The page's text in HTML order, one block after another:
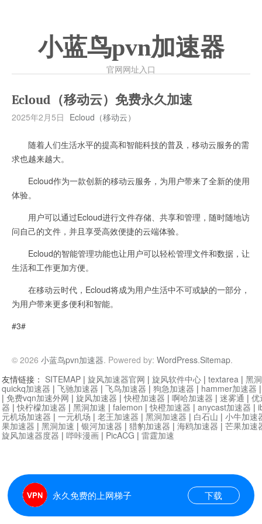
小蓝鸟pvn加速器
官网网址入口
Ecloud（移动云）免费永久加速
2025年2月5日 Ecloud（移动云）
随着人们生活水平的提高和智能科技的普及，移动云服务的需
求也越来越大。
Ecloud作为一款创新的移动云服务，为用户带来了全新的使用
体验。
用户可以通过Ecloud进行文件存储、共享和管理，随时随地访
问自己的文件，并且享受高效便捷的云端体验。
Ecloud的智能管理功能也让用户可以轻松管理文件和数据，让
生活和工作更加方便。
在移动云时代，Ecloud将成为用户生活中不可或缺的一部分，
为用户带来更多便利和智能。
#3#
© 2026 小蓝鸟pvn加速器. Powered by: WordPress.Sitemap.
永久免费的上网梯子 下载
友情链接： SITEMAP | 旋风加速器官网 | 旋风软件中心 | textarea | 黑
quickq加速器 | 飞驰加速器 | 飞鸟加速器 | 狗急加速器 | hammer加速器
| 免费vqn加速外网 | 旋风加速器 |快橙加速器 | 啊哈加速器 | 迷雾通 | 优
器 |快柠檬加速器 | 黑洞加速 | falemon |快橙加速器 | anycast加速器 |
元机场加速器 | 一元机场 | 老王加速器 | 黑洞加速器 | 白石山 | 小牛加速
果加速器 | 黑洞加速 | 银河加速器 | 猎豹加速器 | 海鸥加速器 | 芒果加速
旋风加速器度器 | 哔咔漫画 | PicACG | 雷霆加速